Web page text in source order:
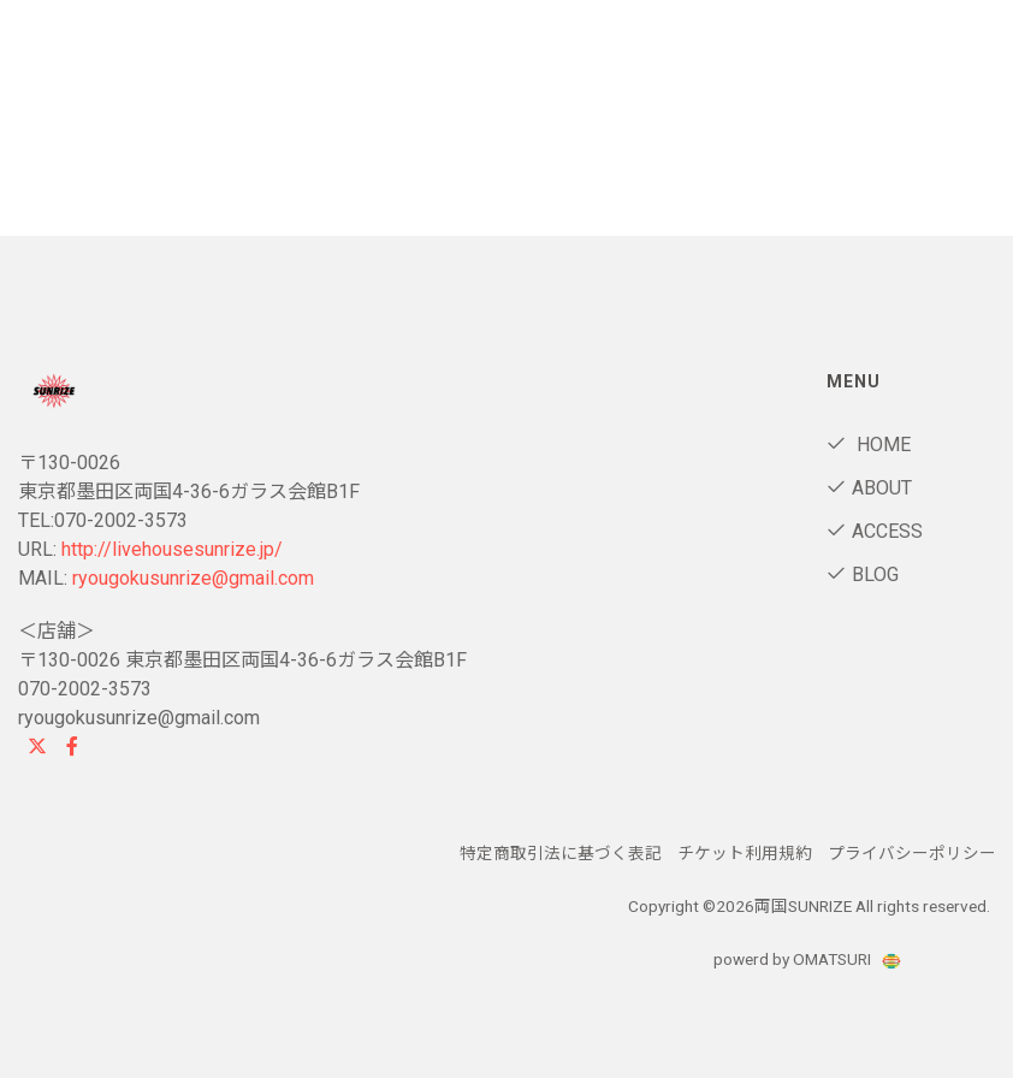
〒130-0026
東京都墨田区両国4-36-6ガラス会館B1F
TEL:070-2002-3573
URL: http://livehousesunrize.jp/
MAIL: ryougokusunrize@gmail.com
＜店舗＞
〒130-0026 東京都墨田区両国4-36-6ガラス会館B1F
070-2002-3573
ryougokusunrize@gmail.com
MENU
HOME
ABOUT
ACCESS
BLOG
特定商取引法に基づく表記 チケット利用規約 プライバシーポリシー
Copyright ©2026両国SUNRIZE All rights reserved.
powerd by OMATSURI